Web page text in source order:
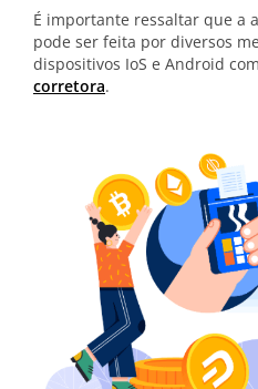
É importante ressaltar que a
pode ser feita por diversos
dispositivos IoS e Android
corretora.